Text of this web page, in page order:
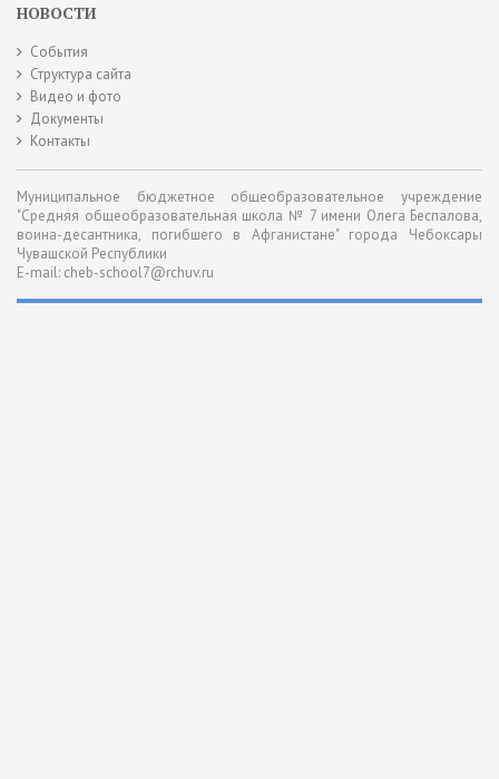
НОВОСТИ
События
Структура сайта
Видео и фото
Документы
Контакты
Муниципальное бюджетное общеобразовательное учреждение
"Средняя общеобразовательная школа № 7 имени Олега Беспалова,
воина-десантника, погибшего в Афганистане" города Чебоксары
Чувашской Республики
E-mail: cheb-school7@rchuv.ru